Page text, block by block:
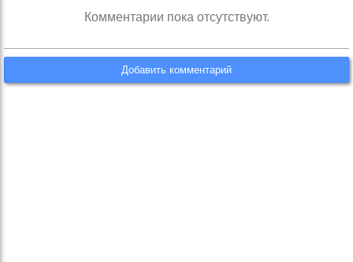
Комментарии пока отсутствуют.
Добавить комментарий